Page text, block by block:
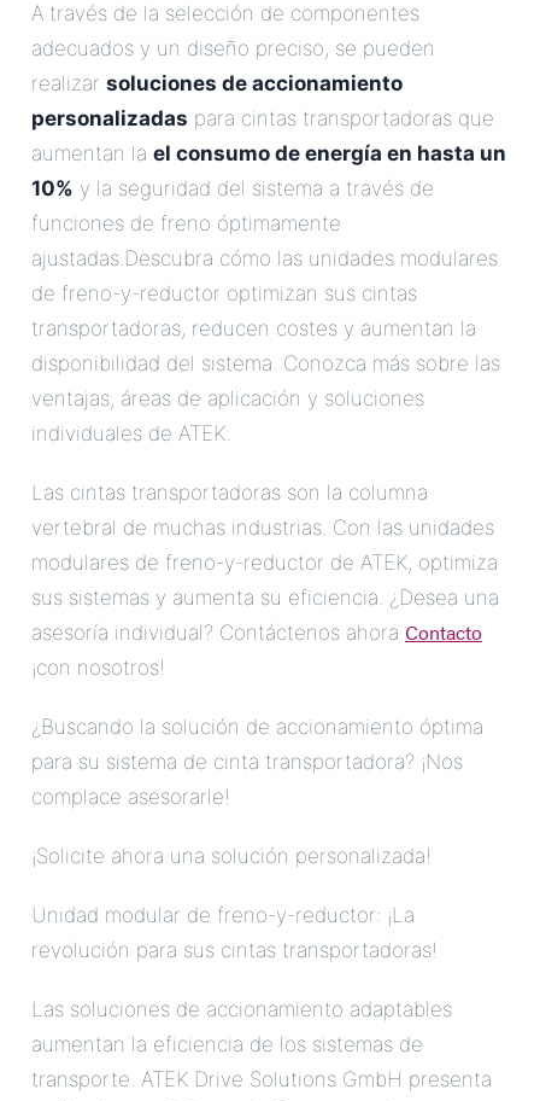
A través de la selección de componentes
adecuados y un diseño preciso, se pueden
realizar soluciones de accionamiento
personalizadas para cintas transportadoras que
aumentan la el consumo de energía en hasta un
10% y la seguridad del sistema a través de
funciones de freno óptimamente
ajustadas.Descubra cómo las unidades modulares
de freno-y-reductor optimizan sus cintas
transportadoras, reducen costes y aumentan la
disponibilidad del sistema. Conozca más sobre las
ventajas, áreas de aplicación y soluciones
individuales de ATEK.
Las cintas transportadoras son la columna
vertebral de muchas industrias. Con las unidades
modulares de freno-y-reductor de ATEK, optimiza
sus sistemas y aumenta su eficiencia. ¿Desea una
asesoría individual? Contáctenos ahora Contacto
¡con nosotros!
¿Buscando la solución de accionamiento óptima
para su sistema de cinta transportadora? ¡Nos
complace asesorarle!
¡Solicite ahora una solución personalizada!
Unidad modular de freno-y-reductor: ¡La
revolución para sus cintas transportadoras!
Las soluciones de accionamiento adaptables
aumentan la eficiencia de los sistemas de
transporte. ATEK Drive Solutions GmbH presenta